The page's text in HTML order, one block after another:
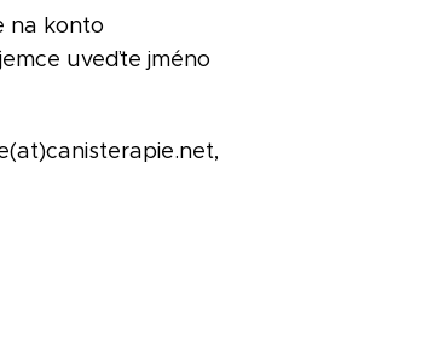
na konto
uveďte jméno